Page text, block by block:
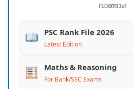
വാങ്ങാം!
PSC Rank File 2026
Latest Edition
Maths & Reasoning
For Bank/SSC Exams